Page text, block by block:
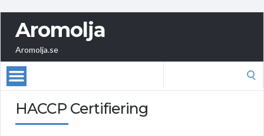
Aromolja
Aromolja.se
HACCP Certifiering